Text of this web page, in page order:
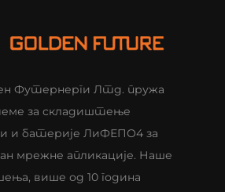
Футернерги Лтд. пружа
за складиштење
и батерије ЛиФЕПО4 за
мрежне апликације. Наше
више од 10 година